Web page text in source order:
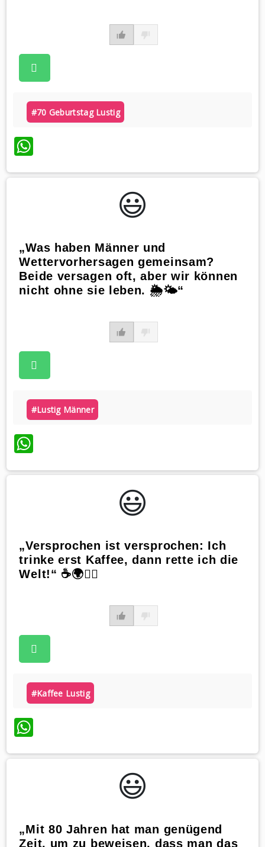
#70 Geburtstag Lustig
WhatsApp
😃️
„Was haben Männer und
Wettervorhersagen gemeinsam?
Beide versagen oft, aber wir können
nicht ohne sie leben. 🌦️🌤️“
#lustig Männer
WhatsApp
😃️
„Versprochen ist versprochen: Ich
trinke erst Kaffee, dann rette ich die
Welt!“ ☕️🌍🦸‍♀️
#kaffee Lustig
WhatsApp
😃️
„Mit 80 Jahren hat man genügend
Zeit, um zu beweisen, dass man das